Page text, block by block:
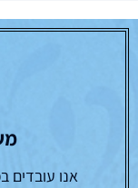
אנו עובדים